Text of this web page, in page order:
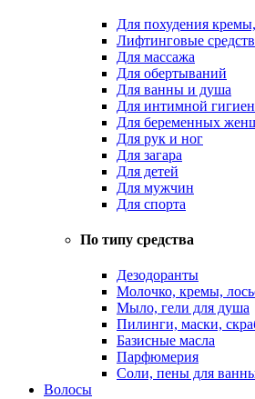
Для похудения
Лифтинговые
Для массажа
Для обертываний
Для ванны и душа
Для интимной
Для беременных
Для рук и ног
Для загара
Для детей
Для мужчин
Для спорта
По типу средства
Дезодоранты
Молочко, кремы,
Мыло, гели для душа
Пилинги, маски,
Базисные масла
Парфюмерия
Соли, пены для
Волосы